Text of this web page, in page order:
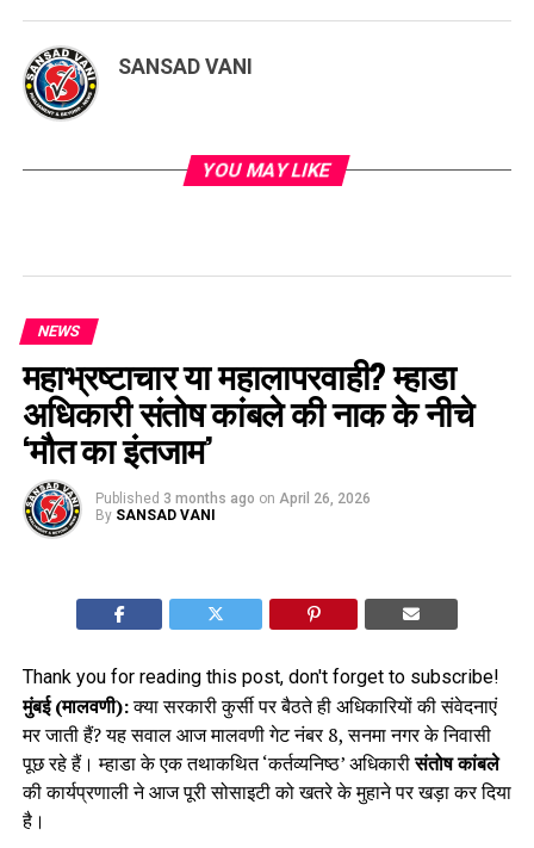
SANSAD VANI
YOU MAY LIKE
NEWS
महाभ्रष्टाचार या महालापरवाही? म्हाडा
अधिकारी संतोष कांबले की नाक के नीचे
‘मौत का इंतजाम’
Published 3 months ago on April 26, 2026
By SANSAD VANI
Thank you for reading this post, don't forget to subscribe!
मुंबई (मालवणी):क्या सरकारी कुर्सी पर बैठते ही अधिकारियों की संवेदनाएं
मर जाती हैं? यह सवाल आज मालवणी गेट नंबर 8, सनमा नगर के निवासी
पूछ रहे हैं। म्हाडा के एक तथाकथित ‘कर्तव्यनिष्ठ’ अधिकारीसंतोष कांबले
की कार्यप्रणाली ने आज पूरी सोसाइटी को खतरे के मुहाने पर खड़ा कर दिया
है।